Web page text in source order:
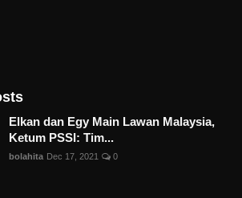
Elkan dan Egy Main Lawan Malaysia,
Ketum PSSI: Tim...
bolahita Dec 17, 2021 0